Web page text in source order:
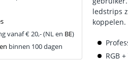
vanaf € 20,- (NL en BE)
binnen 100 dagen
ledstrips
koppelen.
RGB